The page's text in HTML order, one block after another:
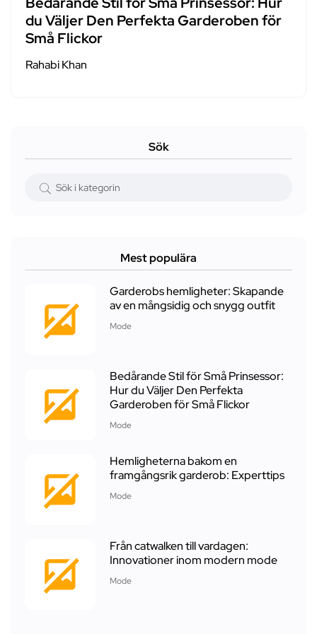
du Väljer Den Perfekta Garderoben för
Små Flickor
Rahabi Khan
Sök
Mest populära
Garderobs hemligheter: Skapande
av en mångsidig och snygg outfit
Mode
Bedårande Stil för Små Prinsessor:
Hur du Väljer Den Perfekta
Garderoben för Små Flickor
Mode
Hemligheterna bakom en
framgångsrik garderob: Experttips
Mode
Från catwalken till vardagen:
Innovationer inom modern mode
Mode